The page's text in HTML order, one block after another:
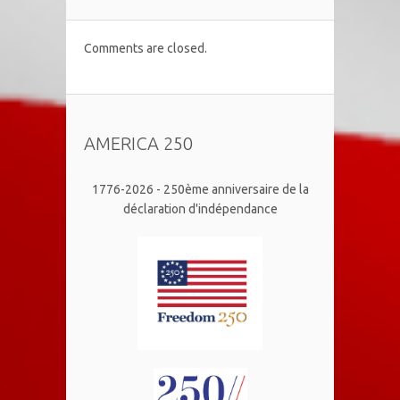
Comments are closed.
AMERICA 250
1776-2026 - 250ème anniversaire de la
déclaration d'indépendance